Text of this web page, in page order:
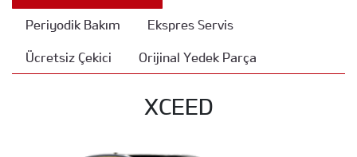
Periyodik Bakım Ekspres Servis
Ücretsiz Çekici Orijinal Yedek Parça
XCEED